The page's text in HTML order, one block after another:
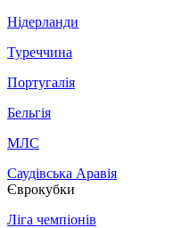
Нідерланди
Туреччина
Португалія
Бельгія
МЛС
Саудівська Аравія
Єврокубки
Ліга чемпіонів